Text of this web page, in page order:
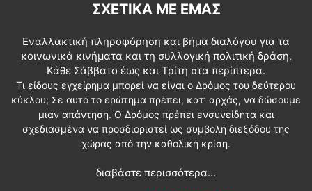
ΣΧΕΤΙΚΆ ΜΕ ΕΜΆΣ
Εναλλακτική πληροφόρηση και βήμα διαλόγου για τα
κοινωνικά κινήματα και τη συλλογική πολιτική δράση.
Κάθε Σάββατο έως και Τρίτη στα περίπτερα.
Τι είδους εγχείρημα μπορεί να είναι ο Δρόμος του δεύτερου
κύκλου; Σε αυτό το ερώτημα πρέπει, κατ’ αρχάς, να δώσουμε
μιαν απάντηση. Ο Δρόμος πρέπει ενσυνείδητα και
σχεδιασμένα να προσδιοριστεί ως συμβολή διεξόδου της
χώρας από την καθολική κρίση.
διαβάστε περισσότερα...